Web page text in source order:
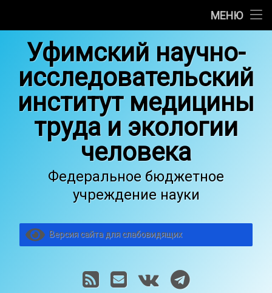
МЕНЮ
Научные отделы
Медицинская деятельность
Основные сведения об образовательной деятельности
Общество гигиенистов, токсикологов и санитарных
содержимомуУфимский научно-
исследовательский
институт медицины
труда и экологии
человека
Федеральное бюджетное
учреждение науки
Версия сайта для слабовидящих
RSS E-mailVK Telegram